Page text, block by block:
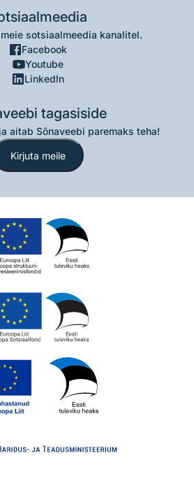
sotsiaalmeedia kanalitel.
Facebook
Youtube
LinkedIn
tagasiside
aitab Sõnaveebi paremaks teha!
Kirjuta meile